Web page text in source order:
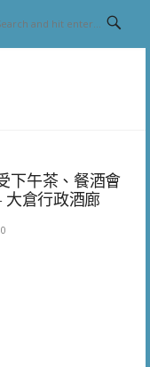
下午茶、餐酒會
大倉行政酒廊